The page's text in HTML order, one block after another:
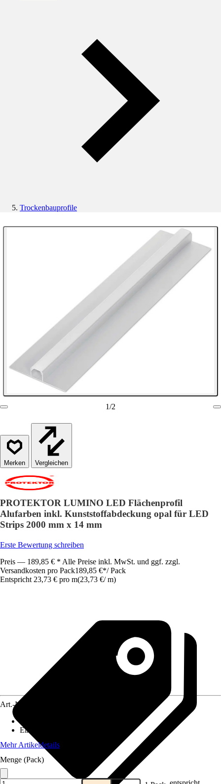
Trockenbauprofile
1/2
Vergleichen
PROTEKTOR LUMINO LED Flächenprofil
Alufarben inkl. Kunststoffabdeckung opal für LED
Strips 2000 mm x 14 mm
Erste Bewertung schreiben
Preis — 189,85 € * Alle Preise inkl. MwSt. und ggf. zzgl.
Versandkosten pro Pack189,85 €*/ Pack
Entspricht 23,73 € pro m(23,73 €/ m)
Art.-Nr.
Einsatzbereich
Mehr Artikeldetails
Menge (Pack)